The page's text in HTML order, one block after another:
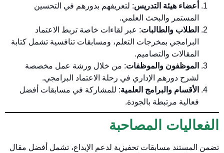
أعضاء هيئة التدريس: لتعريفهم بدورهم في التحسين
المستمر والبحث العلمي.
الطلاب والطالبات: عبر لقاءات خاصة تربط الاعتماد
البرامجي بمخرجات التعلم، ومسابقات تنافسية تشمل كتابة
المقالات والتصاميم.
الموظفون والموظفات: من خلال ورشة عمل مخصصة
لشرح دورهم الإداري في رحلة الاعتماد البرامجي.
الأقسام والبرامج العلمية: للمشاركة في مسابقات أفضل
فعالية مرتبطة بالجودة.
الفعاليات المصاحبة
تضمن المستند مسابقات تحفيزية لدعم الإبداع، تشمل أفضل مقال